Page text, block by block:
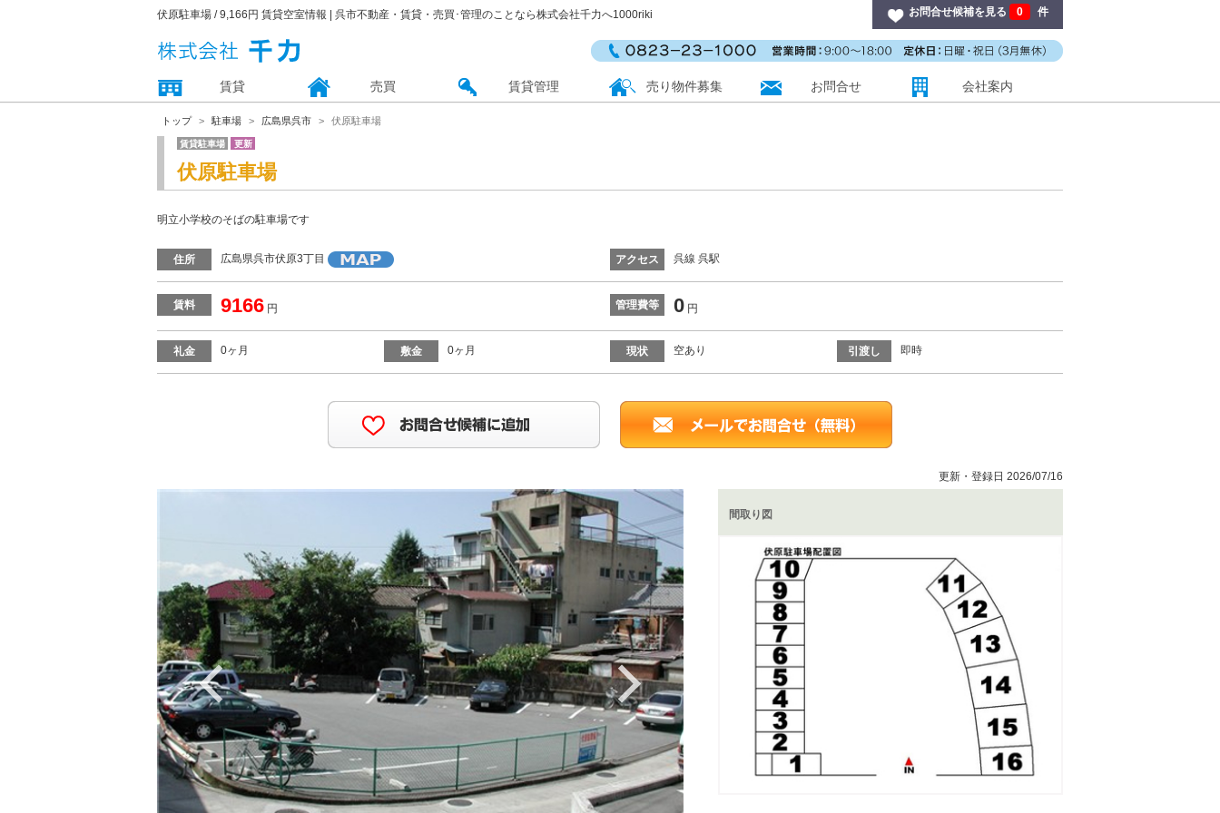
伏原駐車場 / 9,166円 賃貸空室情報 | 呉市不動産・賃貸・売買･管理のことなら株式会社千力へ1000riki お問合せ候補を見る 0 件
賃貸 売買 賃貸管理 売り物件募集 お問合せ 会社案内
トップ 駐車場 広島県呉市 伏原駐車場
賃貸駐車場 更新
伏原駐車場
明立小学校のそばの駐車場です
住所 広島県呉市伏原3丁目 アクセス 呉線 呉駅
賃料 9166 円 管理費等 0 円
礼金 0ヶ月 敷金 0ヶ月 現状 空あり 引渡し 即時
更新・登録日 2026/07/16
Previous Next
間取り図